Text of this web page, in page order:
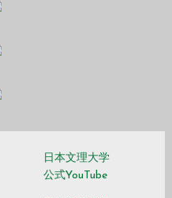
日本文理大学
公式YouTube